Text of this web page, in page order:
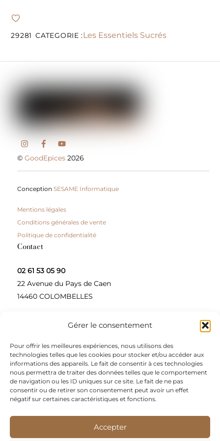
Gérer le consentement
Pour offrir les meilleures expériences, nous utilisons des
technologies telles que les cookies pour stocker et/ou accéder aux
informations des appareils. Le fait de consentir à ces technologies
nous permettra de traiter des données telles que le comportement
de navigation ou les ID uniques sur ce site. Le fait de ne pas
consentir ou de retirer son consentement peut avoir un effet
négatif sur certaines caractéristiques et fonctions.
Accepter
29281 CATEGORIE :Les Essentiels Sucrés
©GoodEpices 2026
ConceptionSESAME Informatique
Mentions légales
Conditions générales de vente
Politique de confidentialité
Contact
02 61 53 05 90
22 Avenue du Pays de Caen
14460 COLOMBELLES
Contactez-nous
A propos
Une entreprise à taille humaine, concepteur et
fournisseur de produits alimentaires et d’épices pour
les restaurateurs, dont le siège social est à Colombelles
Nous sommes apporteurs d’idées, de solutions, et